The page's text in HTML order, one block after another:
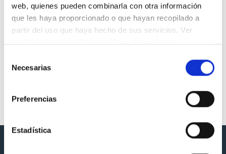
web, quienes pueden combinarla con otra información
que les haya proporcionado o que hayan recopilado a
partir del uso que haya hecho de sus servicios. Ver
política de privacidadypolítica de cookies.
Necesarias
Preferencias
Estadística
Cesar Augusto (Zaragoza)